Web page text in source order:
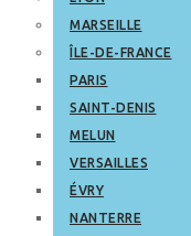
MARSEILLE
ÎLE-DE-FRANCE
PARIS
SAINT-DENIS
MELUN
VERSAILLES
ÉVRY
NANTERRE